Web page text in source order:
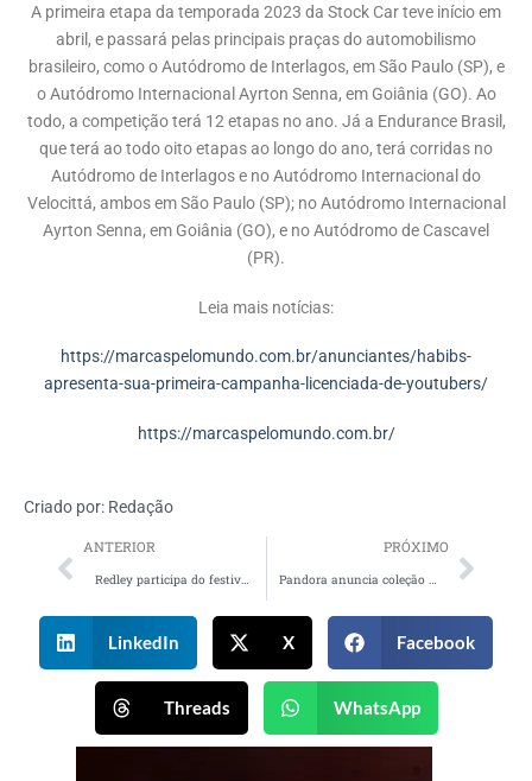
A primeira etapa da temporada 2023 da Stock Car teve início em
abril, e passará pelas principais praças do automobilismo
brasileiro, como o Autódromo de Interlagos, em São Paulo (SP), e
o Autódromo Internacional Ayrton Senna, em Goiânia (GO). Ao
todo, a competição terá 12 etapas no ano. Já a Endurance Brasil,
que terá ao todo oito etapas ao longo do ano, terá corridas no
Autódromo de Interlagos e no Autódromo Internacional do
Velocittá, ambos em São Paulo (SP); no Autódromo Internacional
Ayrton Senna, em Goiânia (GO), e no Autódromo de Cascavel
(PR).
Leia mais notícias:
https://marcaspelomundo.com.br/anunciantes/habibs-
apresenta-sua-primeira-campanha-licenciada-de-youtubers/
https://marcaspelomundo.com.br/
Criado por: Redação
ANTERIOR PRÓXIMO
LinkedIn X Facebook
Threads WhatsApp